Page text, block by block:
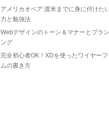
アメリカオペア 渡米までに身に付けた
力と勉強法
Webデザインのトーン＆マナーとブラ
ング
完全初心者OK！XDを使ったワイヤーフ
ムの書き方